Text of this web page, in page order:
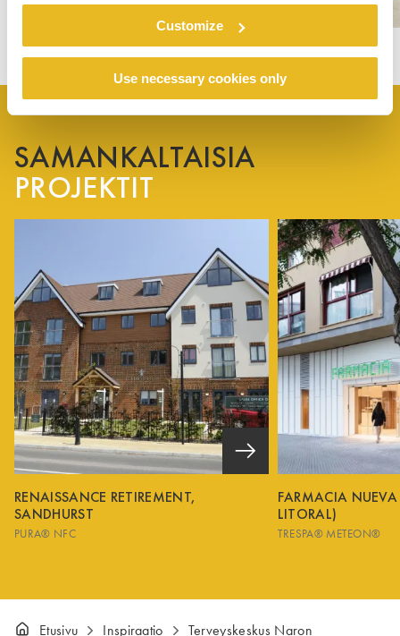
Customize
Use necessary cookies only
SAMANKALTAISIA
PROJEKTIT
RENAISSANCE RETIREMENT,
SANDHURST
PURA® NFC
FARMACIA
LITORAL)
TRESPA® METEON®
Etusivu Inspiraatio Terveyskeskus Naron